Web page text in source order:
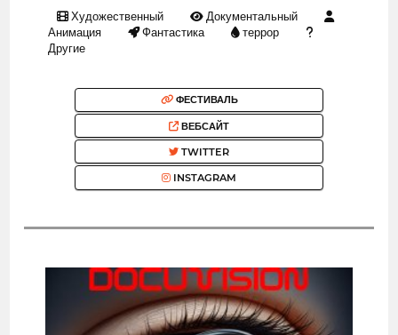
Художественный
Документальный
Анимация
Фантастика
террор
Другие
ФЕСТИВАЛЬ
ВЕБСАЙТ
TWITTER
INSTAGRAM